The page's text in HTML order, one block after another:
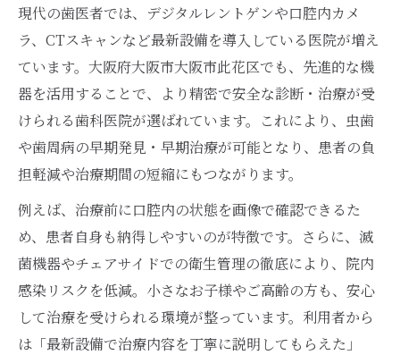
現代の歯医者では、デジタルレントゲンや口腔内カメ
ラ、CTスキャンなど最新設備を導入している医院が増え
ています。大阪府大阪市大阪市此花区でも、先進的な機
器を活用することで、より精密で安全な診断・治療が受
けられる歯科医院が選ばれています。これにより、虫歯
や歯周病の早期発見・早期治療が可能となり、患者の負
担軽減や治療期間の短縮にもつながります。
例えば、治療前に口腔内の状態を画像で確認できるた
め、患者自身も納得しやすいのが特徴です。さらに、滅
菌機器やチェアサイドでの衛生管理の徹底により、院内
感染リスクを低減。小さなお子様やご高齢の方も、安心
して治療を受けられる環境が整っています。利用者から
は「最新設備で治療内容を丁寧に説明してもらえた」